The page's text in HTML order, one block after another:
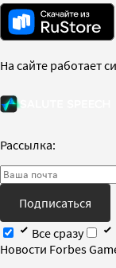
На сайте работает
Рассылка:
Подписаться
Все сразу
Новости Forbes